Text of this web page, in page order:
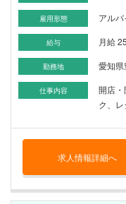
雇用形態 アルバ
給与 月給
勤務地 愛知
仕事内容
開店・
ク、
求人情報詳細へ